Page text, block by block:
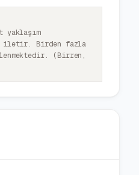
iletir. Birden fazla
(Birren,